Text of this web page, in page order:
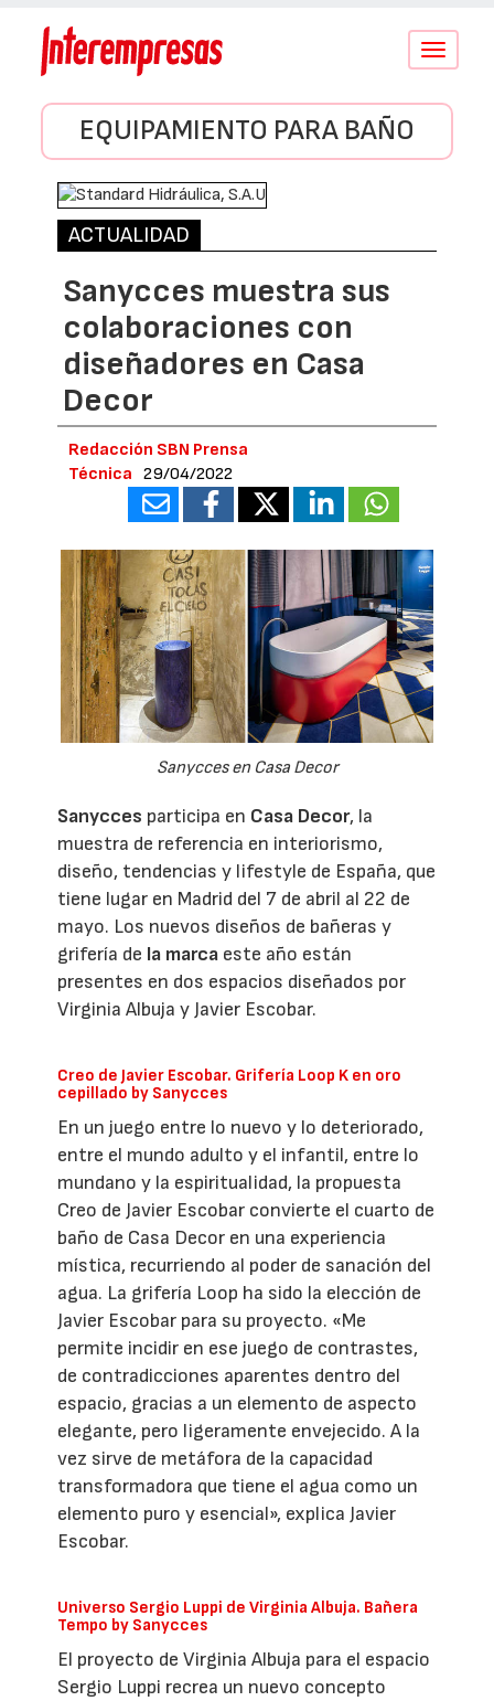
Conmutar
EQUIPAMIENTO PARA BAÑO
ACTUALIDAD
Sanycces muestra sus
colaboraciones con
diseñadores en Casa
Decor
Redacción SBN Prensa
Técnica
29/04/2022
Sanycces en Casa Decor
Sanycces participa en Casa Decor, la
muestra de referencia en interiorismo,
diseño, tendencias y lifestyle de España, que
tiene lugar en Madrid del 7 de abril al 22 de
mayo. Los nuevos diseños de bañeras y
grifería de la marca este año están
presentes en dos espacios diseñados por
Virginia Albuja y Javier Escobar.
Creo de Javier Escobar. Grifería Loop K en oro
cepillado by Sanycces
En un juego entre lo nuevo y lo deteriorado,
entre el mundo adulto y el infantil, entre lo
mundano y la espiritualidad, la propuesta
Creo de Javier Escobar convierte el cuarto de
baño de Casa Decor en una experiencia
mística, recurriendo al poder de sanación del
agua. La grifería Loop ha sido la elección de
Javier Escobar para su proyecto. «Me
permite incidir en ese juego de contrastes,
de contradicciones aparentes dentro del
espacio, gracias a un elemento de aspecto
elegante, pero ligeramente envejecido. A la
vez sirve de metáfora de la capacidad
transformadora que tiene el agua como un
elemento puro y esencial», explica Javier
Escobar.
Universo Sergio Luppi de Virginia Albuja. Bañera
Tempo by Sanycces
El proyecto de Virginia Albuja para el espacio
Sergio Luppi recrea un nuevo concepto